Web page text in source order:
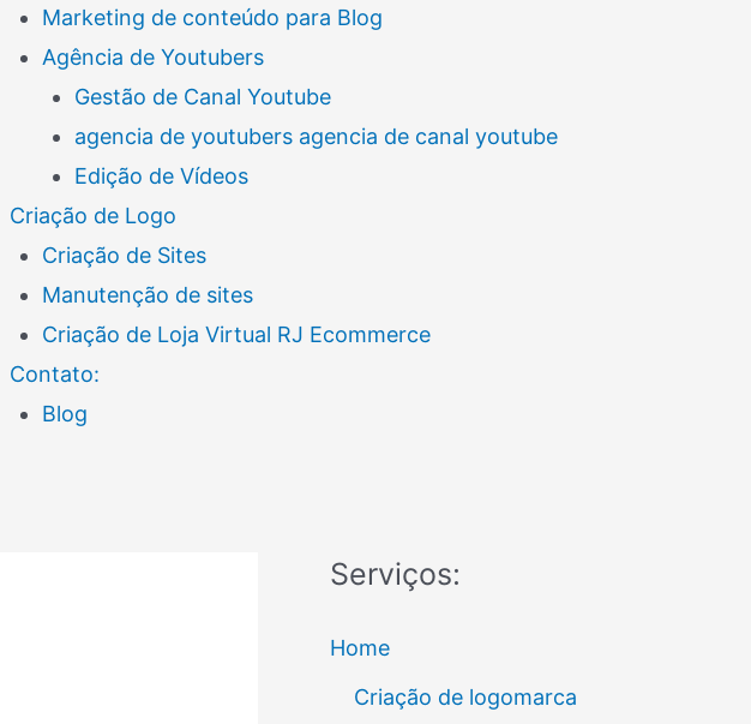
Marketing de conteúdo para Blog
Agência de Youtubers
Gestão de Canal Youtube
agencia de youtubers agencia de canal youtube
Edição de Vídeos
Criação de Logo
Criação de Sites
Manutenção de sites
Criação de Loja Virtual RJ Ecommerce
Contato:
Blog
Serviços:
Home
Criação de logomarca